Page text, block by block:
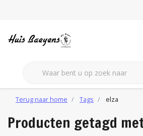
Terug naar home Tags elza
Producten getagd